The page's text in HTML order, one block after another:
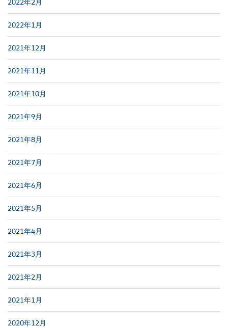
2022年1月
2021年12月
2021年11月
2021年10月
2021年9月
2021年8月
2021年7月
2021年6月
2021年5月
2021年4月
2021年3月
2021年2月
2021年1月
2020年12月